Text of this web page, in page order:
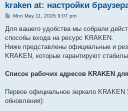
kraken at: настройки
P
s
Mon May 11, 2026 9:07 pm
Для вашего удобства мы собрали
способы входа на ресурс KRAKEN.
Ниже представлены официальные и
KRAKEN, которые гарантируют
Список рабочих адресов KRAKEN
Первое официальное зеркало KRAKEN
обновления):